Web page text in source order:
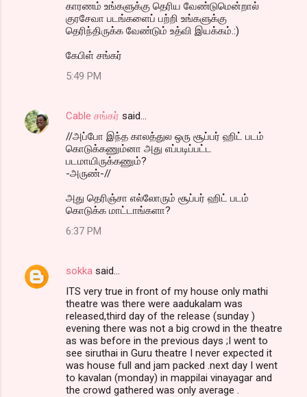
காரணம் உங்களுக்கு தெரிய வேண்டுமென்றால்
குரசேவா படங்களைப் பற்றி உங்களுக்கு
தெரிந்திருக்க வேண்டும் உத்வி இயக்கம்.:)
கேபிள் சங்கர்
5:49 PM
Cable சங்கர் said…
//அப்போ இந்த காலத்துல ஒரு சூப்பர் ஹிட் படம்
கொடுக்கணும்னா அது எப்படிப்பட்ட
படமாயிருக்கணும்?
-அருண்-//
அது தெரிஞ்சா எல்லோரும் சூப்பர் ஹிட் படம்
கொடுக்க மாட்டாங்களா?
6:37 PM
sokka said…
ITS very true in front of my house only mathi
theatre was there were aadukalam was
released,third day of the release (sunday )
evening there was not a big crowd in the theatre
as was before in the previous days ;I went to
see siruthai in Guru theatre I never expected it
was house full and jam packed .next day I went
to kavalan (monday) in mappilai vinayagar and
the crowd gathered was only average .